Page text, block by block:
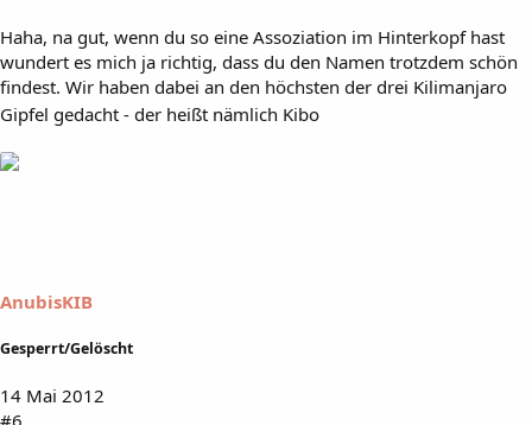
Haha, na gut, wenn du so eine Assoziation im Hinterkopf hast
wundert es mich ja richtig, dass du den Namen trotzdem schön
findest. Wir haben dabei an den höchsten der drei Kilimanjaro
Gipfel gedacht - der heißt nämlich Kibo
AnubisKIB
Gesperrt/Gelöscht
14 Mai 2012